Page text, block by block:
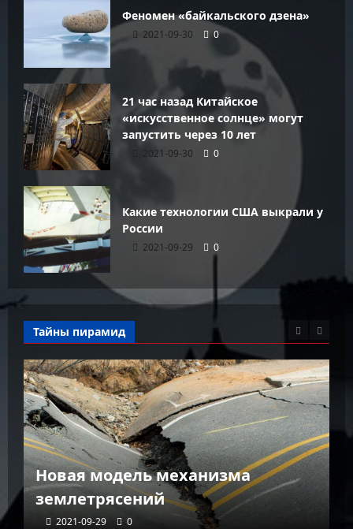
Феномен «байкальского дзена»
2021-09-30 0
21 час назад Китайское
«искусственное солнце» могут
запустить через 10 лет
2021-09-30 0
Какие технологии США выкрали у
России
2021-09-29 0
Тайны пирамид
Новая модель механизма
землетрясений
2021-09-29 0